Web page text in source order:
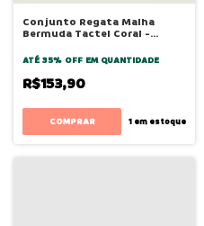
Conjunto Regata Malha
Bermuda Tactel Coral -
ATÉ 35% OFF EM QUANTIDADE
R$153,90
COMPRAR 1em estoque